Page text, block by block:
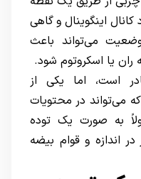
اینگوینال و گاهی
می‌تواند باعث
ران یا اسکروتوم شود.
است، اما یکی از
می‌تواند در محتویات
به صورت یک توده
اندازه و قوام بیضه